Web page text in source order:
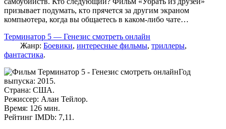
призывает подумать, кто прячется за другим экраном
компьютера, когда вы общаетесь в каком-либо чате…
Терминатор 5 — Генезис смотреть онлайн
Жанр: Боевики, интересные фильмы, триллеры,
фантастика.
Год
выпуска: 2015.
Страна: США.
Режиссер: Алан Тейлор.
Время: 126 мин.
Рейтинг IMDb: 7,11.